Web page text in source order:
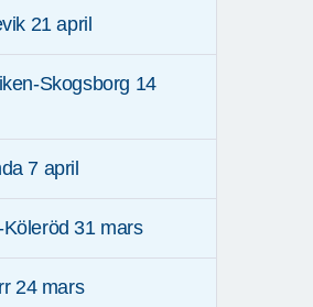
21 april
Skogsborg 14
7 april
31 mars
24 mars